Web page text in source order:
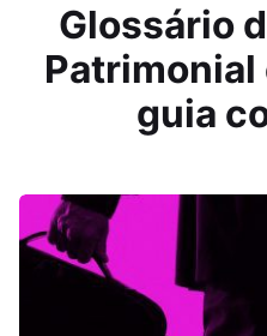
Glossário
Patrimonial
guia